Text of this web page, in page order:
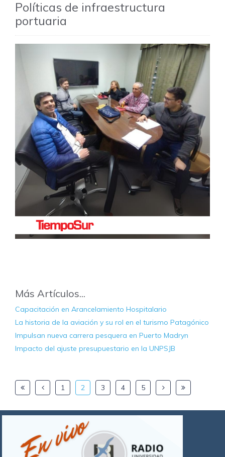
Políticas de infraestructura
portuaria
Más Artículos...
Capacitación en Arancelamiento Hospitalario
La historia de la aviación y su rol en el turismo Patagónico
Impulsan nueva carrera pesquera en Puerto Madryn
Impacto del ajuste presupuestario en la UNPSJB
1 2 3 4 5